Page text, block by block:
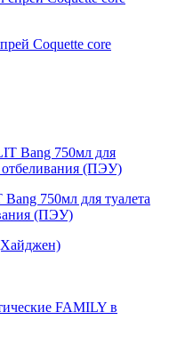
Coquette core
750мл для туалета
(ПЭУ)